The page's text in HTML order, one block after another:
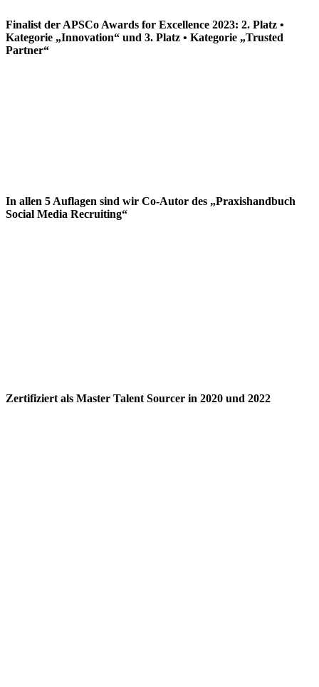
Finalist der APSCo Awards for Excellence 2023: 2. Platz •
Kategorie „Innovation“ und 3. Platz • Kategorie „Trusted
Partner“
In allen 5 Auflagen sind wir Co-Autor des „Praxishandbuch
Social Media Recruiting“
Zertifiziert als Master Talent Sourcer in 2020 und 2022